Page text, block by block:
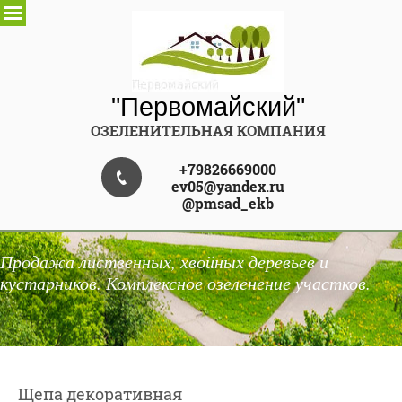
"Первомайский"
ОЗЕЛЕНИТЕЛЬНАЯ КОМПАНИЯ
+79826669000
ev05@yandex.ru
@pmsad_ekb
Продажа лиственных, хвойных деревьев и
кустарников. Комплексное озеленение участков.
Щепа декоративная